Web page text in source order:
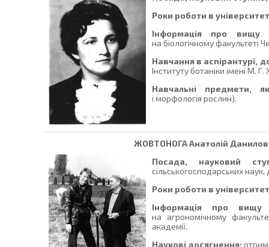
Роки роботи в
Інформація про вищу
на біологічному факультеті
Навчання в аспірантурі,
Інституту ботаніки імені М.
Навчальні предмети,
і морфологія рослин).
ЖОВТОНОГААнатолій
Посада, науковий
сільськогосподарських наук,
Роки роботи в
Інформація про вищу
на агрономічному
академії.
Наукові досягнення: